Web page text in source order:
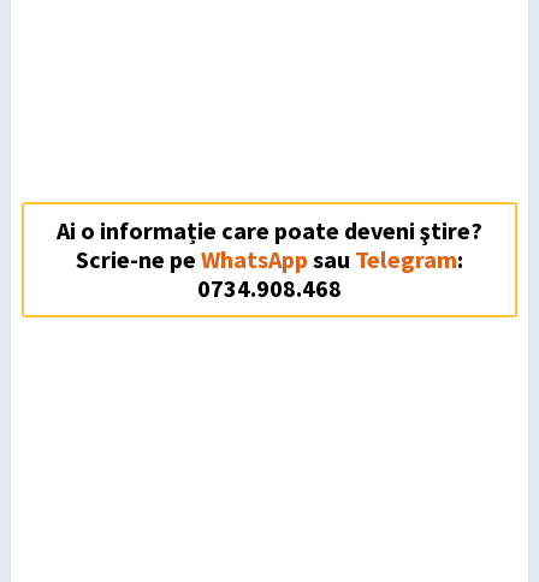
Ai o informație care poate deveni ştire?
Scrie-ne pe WhatsApp sau Telegram:
0734.908.468